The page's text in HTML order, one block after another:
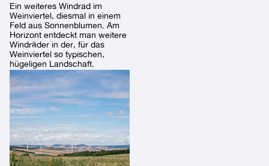
Ein weiteres Windrad im
Weinviertel, diesmal in einem
Feld aus Sonnenblumen. Am
Horizont entdeckt man weitere
Windräder in der, für das
Weinviertel so typischen,
hügeligen Landschaft.